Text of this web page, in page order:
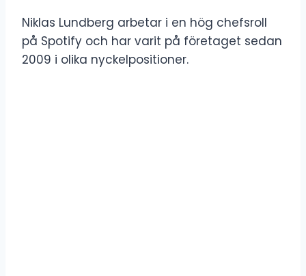
Niklas Lundberg arbetar i en hög chefsroll
på Spotify och har varit på företaget sedan
2009 i olika nyckelpositioner.